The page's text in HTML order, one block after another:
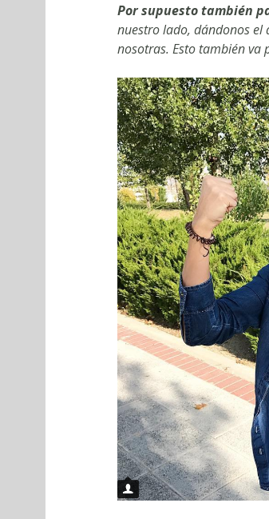
Por supuesto también
nuestro lado, dándonos el
nosotras. Esto también va